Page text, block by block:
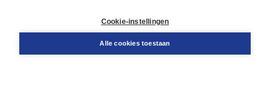
Cookie-instellingen
Alle cookies toestaan